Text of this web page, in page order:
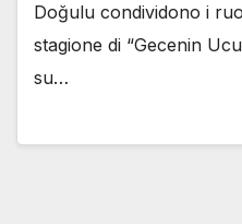
Doğulu condividono i
stagione di “Gecenin
su…